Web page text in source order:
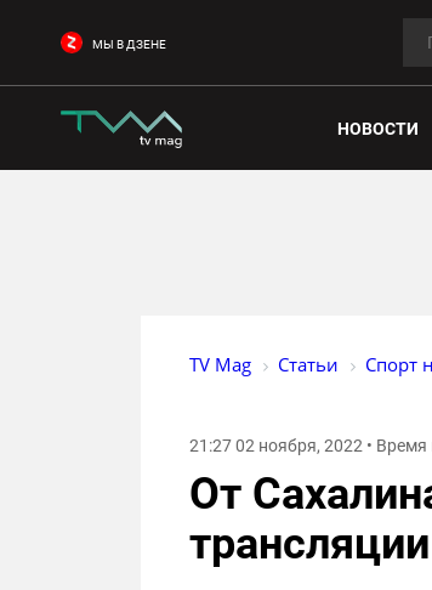
МЫ В ДЗЕНЕ
НОВОСТИ
TV Mag Статьи Спорт
21:27 02 ноября, 2022 • Время
От